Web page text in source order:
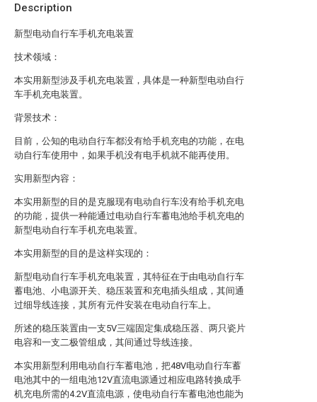
Description
新型电动自行车手机充电装置
技术领域：
本实用新型涉及手机充电装置，具体是一种新型电动自行
车手机充电装置。
背景技术：
目前，公知的电动自行车都没有给手机充电的功能，在电
动自行车使用中，如果手机没有电手机就不能再使用。
实用新型内容：
本实用新型的目的是克服现有电动自行车没有给手机充电
的功能，提供一种能通过电动自行车蓄电池给手机充电的
新型电动自行车手机充电装置。
本实用新型的目的是这样实现的：
新型电动自行车手机充电装置，其特征在于由电动自行车
蓄电池、小电源开关、稳压装置和充电插头组成，其间通
过细导线连接，其所有元件安装在电动自行车上。
所述的稳压装置由一支5V三端固定集成稳压器、两只瓷片
电容和一支二极管组成，其间通过导线连接。
本实用新型利用电动自行车蓄电池，把48V电动自行车蓄
电池其中的一组电池12V直流电源通过相应电路转换成手
机充电所需的4.2V直流电源，使电动自行车蓄电池也能为